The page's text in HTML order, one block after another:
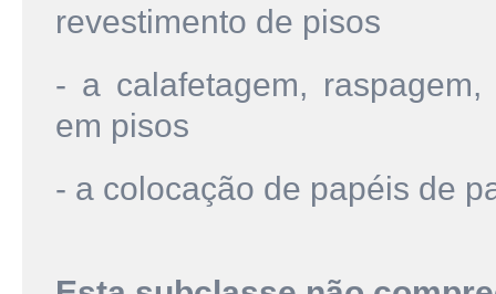
revestimento de pisos
- a calafetagem,
em pisos
- a colocação de papéis de